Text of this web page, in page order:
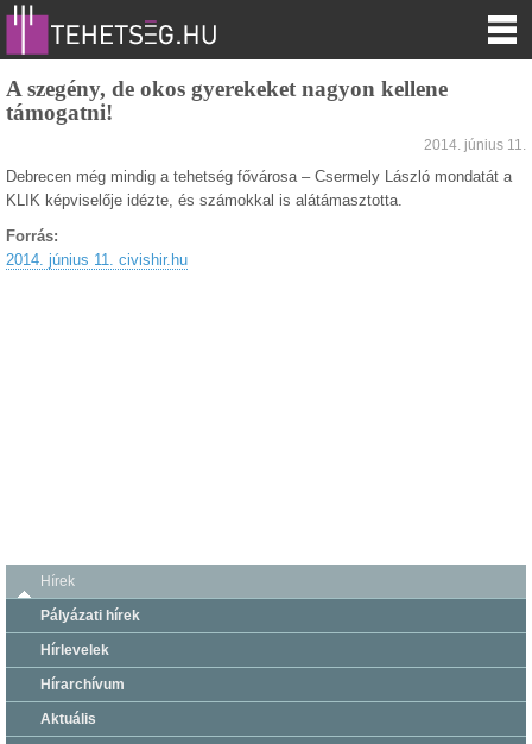
A szegény, de okos gyerekeket nagyon kellene
támogatni!
2014. június 11.
Debrecen még mindig a tehetség fővárosa – Csermely László mondatát a
KLIK képviselője idézte, és számokkal is alátámasztotta.
Forrás:
2014. június 11. civishir.hu
Hírek
Pályázati hírek
Hírlevelek
Hírarchívum
Aktuális